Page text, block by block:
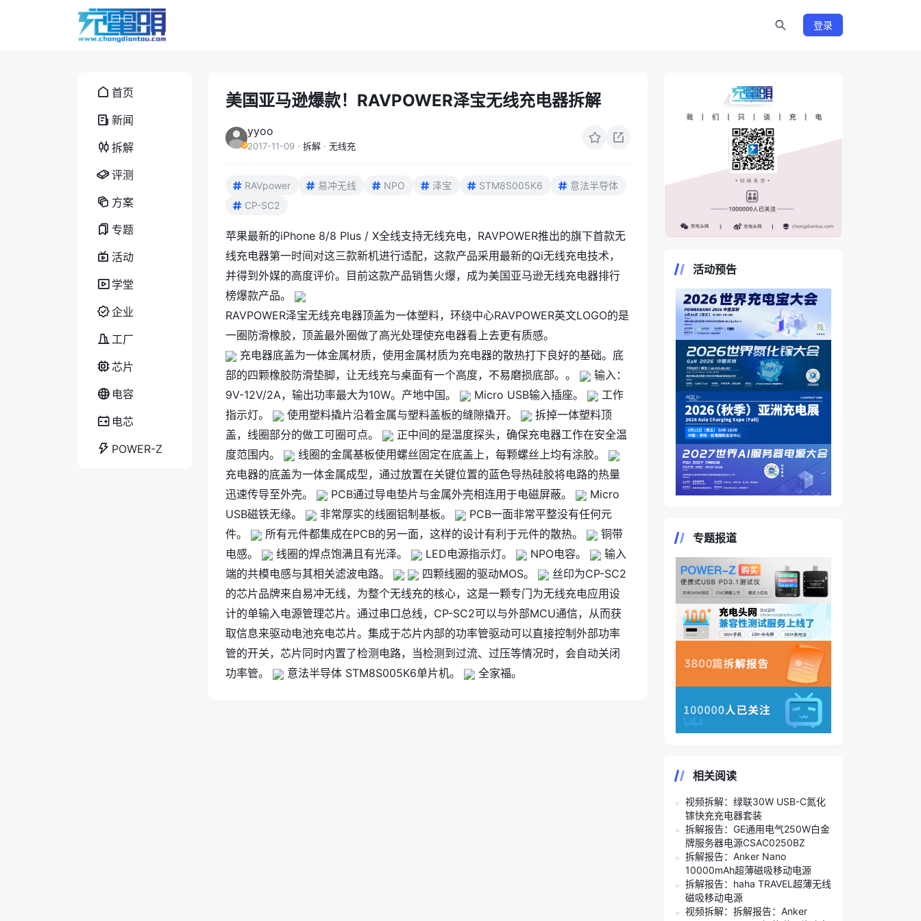
登录
首页
新闻
拆解
评测
方案
专题
活动
学堂
企业
工厂
芯片
电容
电芯
POWER-Z
美国亚马逊爆款！RAVPOWER泽宝无线充电器拆解
yyoo
2017-11-09 · 拆解 · 无线充
RAVpower 易冲无线 NPO 泽宝 STM8S005K6
意法半导体
CP-SC2
苹果最新的iPhone 8/8 Plus / X全线支持无线充电，RAVPOWER推出的旗下首款无
线充电器第一时间对这三款新机进行适配，这款产品采用最新的Qi无线充电技术，
并得到外媒的高度评价。目前这款产品销售火爆，成为美国亚马逊无线充电器排行
榜爆款产品。
RAVPOWER泽宝无线充电器顶盖为一体塑料，环绕中心RAVPOWER英文LOGO的是
一圈防滑橡胶，顶盖最外圈做了高光处理使充电器看上去更有质感。
充电器底盖为一体金属材质，使用金属材质为充电器的散热打下良好的基础。底
部的四颗橡胶防滑垫脚，让无线充与桌面有一个高度，不易磨损底部。。
输入：
9V-12V/2A，输出功率最大为10W。产地中国。
Micro USB输入插座。
工作
指示灯。
使用塑料撬片沿着金属与塑料盖板的缝隙撬开。
拆掉一体塑料顶
盖，线圈部分的做工可圈可点。
正中间的是温度探头，确保充电器工作在安全温
度范围内。
线圈的金属基板使用螺丝固定在底盖上，每颗螺丝上均有涂胶。
充电器的底盖为一体金属成型，通过放置在关键位置的蓝色导热硅胶将电路的热量
迅速传导至外壳。
PCB通过导电垫片与金属外壳相连用于电磁屏蔽。
Micro
USB磁铁无缘。
非常厚实的线圈铝制基板。
PCB一面非常平整没有任何元
件。
所有元件都集成在PCB的另一面，这样的设计有利于元件的散热。
铜带
电感。
线圈的焊点饱满且有光泽。 LED电源指示灯。 NPO电容。
输入
端的共模电感与其相关滤波电路。
四颗线圈的驱动MOS。
丝印为CP-SC2
的芯片品牌来自易冲无线，为整个无线充的核心，这是一颗专门为无线充电应用设
计的单输入电源管理芯片。通过串口总线，CP-SC2可以与外部MCU通信，从而获
取信息来驱动电池充电芯片。集成于芯片内部的功率管驱动可以直接控制外部功率
管的开关，芯片同时内置了检测电路，当检测到过流、过压等情况时，会自动关闭
功率管。
意法半导体 STM8S005K6单片机。 全家福。
活动预告
专题报道
相关阅读
视频拆解：绿联30W USB-C氮化
镓快充充电器套装
拆解报告：GE通用电气250W白金
牌服务器电源CSAC0250BZ
拆解报告：Anker Nano
10000mAh超薄磁吸移动电源
拆解报告：haha TRAVEL超薄无线
磁吸移动电源
视频拆解：拆解报告：Anker